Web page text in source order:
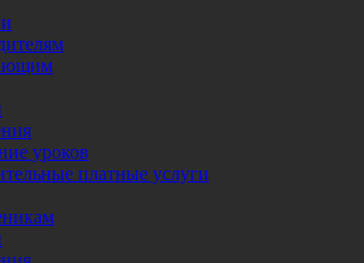
уроков
платные услуги